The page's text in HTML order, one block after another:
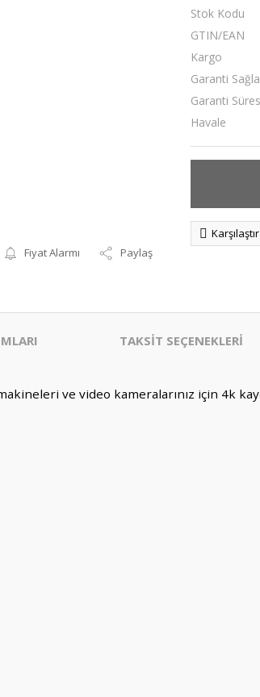
Fiyat Alarmı Paylaş
Stok Kodu
GTIN/EAN
Kargo
Garanti
Garanti
Havale
Karşılaştır
TAKSİT SEÇENEKLERİ
ve video kameralarınız için 4k